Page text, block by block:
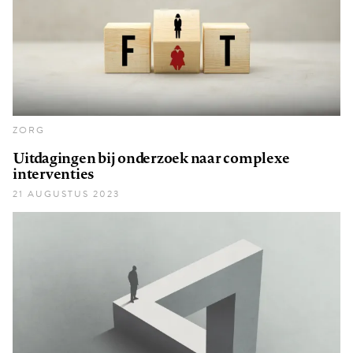
ZORG
Uitdagingen bij onderzoek naar complexe
interventies
21 AUGUSTUS 2023